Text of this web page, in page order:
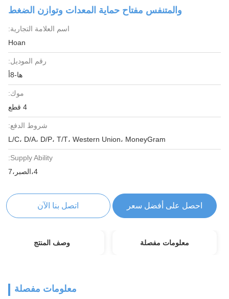
والمتنفس مفتاح حماية المعدات وتوازن الضغط
اسم العلامة التجارية:
Hoan
رقم الموديل:
ها-8أ
موك:
4 قطع
شروط الدفع:
L/C، D/A، D/P، T/T، Western Union، MoneyGram
Supply Ability:
4،الصبر،7
احصل على أفضل سعر اتصل بنا الآن
معلومات مفصلة وصف المنتج
معلومات مفصلة